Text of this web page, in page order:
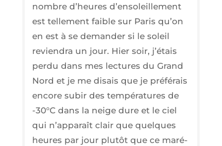
nombre d’heures d’en­so­leille­ment
est tel­le­ment faible sur Paris qu’on
en est à se deman­der si le soleil
revien­dra un jour. Hier soir, j’é­tais
per­du dans mes lec­tures du Grand
Nord et je me disais que je pré­fé­rais
encore subir des tem­pé­ra­tures de
‑30°C dans la neige dure et le ciel
qui n’ap­pa­raît clair que quelques
heures par jour plu­tôt que ce maré­